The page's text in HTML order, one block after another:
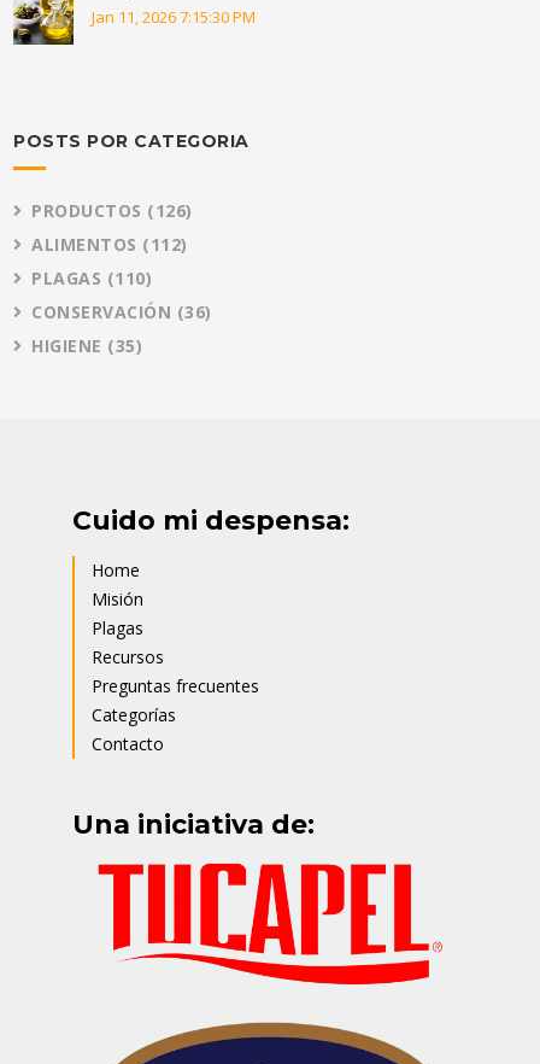
Jan 11, 2026 7:15:30 PM
POSTS POR CATEGORIA
PRODUCTOS (126)
ALIMENTOS (112)
PLAGAS (110)
CONSERVACIÓN (36)
HIGIENE (35)
Cuido mi despensa:
Home
Misión
Plagas
Recursos
Preguntas frecuentes
Categorías
Contacto
Una iniciativa de: